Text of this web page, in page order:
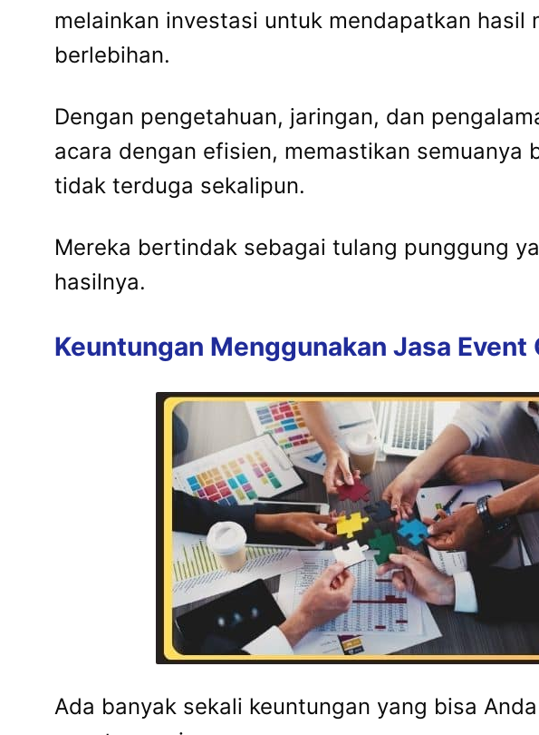
melainkan investasi untuk mendapatkan
berlebihan.
Dengan pengetahuan, jaringan, dan
acara dengan efisien, memastikan
tidak terduga sekalipun.
Mereka bertindak sebagai tulang punggung
hasilnya.
Keuntungan Menggunakan Jasa Event
Ada banyak sekali keuntungan yang bisa